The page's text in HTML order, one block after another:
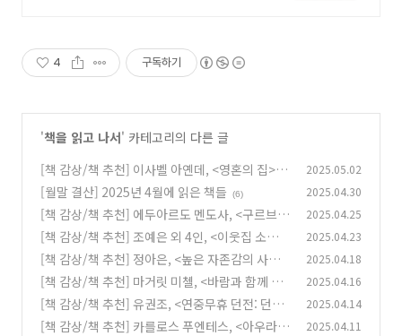
4 구독하기
'책을 읽고 나서' 카테고리의 다른 글
[책 감상/책 추천] 이사벨 아옌데, <영혼의 집>
(4)
2025.05.02
[월말 결산] 2025년 4월에 읽은 책들 (6) 2025.04.30
[책 감상/책 추천] 에두아르도 멘도사, <구르브
연락 없다>
(2)
2025.04.25
[책 감상/책 추천] 조예은 외 4인, <이웃집 소시오
패스의 사정>
(2)
2025.04.23
[책 감상/책 추천] 정아은, <높은 자존감의 사랑
법>
(4)
2025.04.18
[책 감상/책 추천] 마거릿 미첼, <바람과 함께 사
라지다>
(3)
2025.04.16
[책 감상/책 추천] 유권조, <연중무휴 던전: 던전
의 12가지 모습>
(2)
2025.04.14
[책 감상/책 추천] 카를로스 푸엔테스, <아우라> 2025.04.11